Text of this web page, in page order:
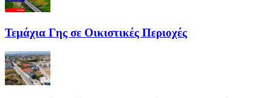
Τεμάχια Γης σε Οικιστικές Περιοχές